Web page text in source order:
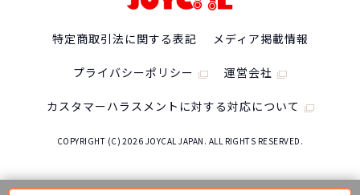
月々の支払 49,500
で、ライフスタイルに合わせて乗り換えが可能です。
※車種により契約年数は異なります
125［170］/6600
トランスミッション
Direct Shift-CVT(ギヤ機構付自動無段変速機）
特定商取引法に関する表記 メディア掲載情報
プライバシーポリシー 運営会社
カスタマーハラスメントに対する対応について
COPYRIGHT (C) 2026 JOYCAL JAPAN. ALL RIGHTS RESERVED.